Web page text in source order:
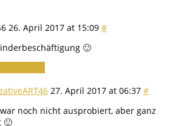
26. April 2017 at 15:09 #
🙂
27. April 2017 at 06:37 #
noch nicht ausprobiert, aber ganz
🙂